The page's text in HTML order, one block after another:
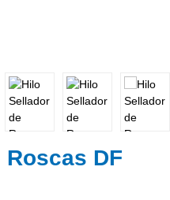
DF